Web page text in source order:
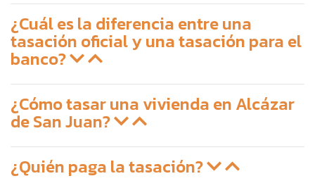
¿Cuál es la diferencia entre una
tasación oficial y una tasación para el
banco?
¿Cómo tasar una vivienda en Alcázar
de San Juan?
¿Quién paga la tasación?